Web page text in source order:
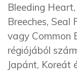
Bleeding
Breeches, Seal
vagy Common
régiójából
Japánt, Koreát